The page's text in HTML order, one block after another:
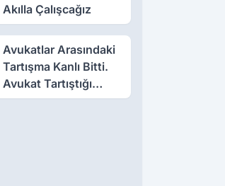
Akılla Çalışcağız
Avukatlar Arasındaki
Tartışma Kanlı Bitti.
Avukat Tartıştığı
Meslektaşını İki